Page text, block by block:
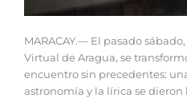
MARACAY.— El pasado
Virtual de Aragua, se
encuentro sin precedentes:
astronomía y la lírica se dieron